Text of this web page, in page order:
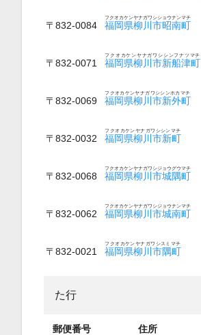
〒832-0084 福岡県柳川市昭南町
フクオカケンヤナガワシショウナンマチ
〒832-0071 福岡県柳川市新船津町
フクオカケンヤナガワシシンフナツマチ
〒832-0069 福岡県柳川市新外町
フクオカケンヤナガワシシンホカマチ
〒832-0032 福岡県柳川市新町
フクオカケンヤナガワシシンマチ
〒832-0068 福岡県柳川市城隅町
フクオカケンヤナガワシジョウグウマチ
〒832-0062 福岡県柳川市城南町
フクオカケンヤナガワシジョウナンマチ
〒832-0021 福岡県柳川市隅町
フクオカケンヤナガワシスミマチ
た行
郵便番号 住所